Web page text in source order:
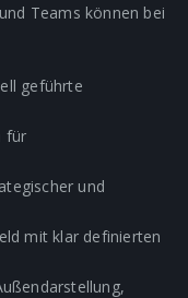
Teams können bei
geführte
für
und
mit klar definierten